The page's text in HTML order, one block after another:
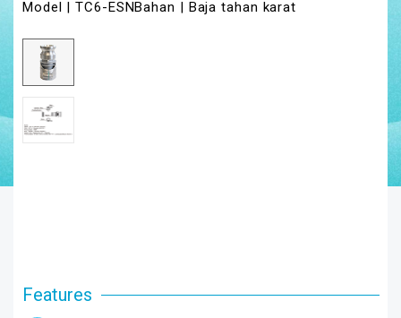
Model | TC6-ESNBahan | Baja tahan karat
Features